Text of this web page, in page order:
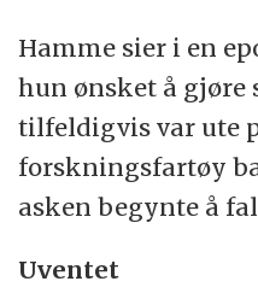
Hamme sier i en
hun ønsket å gjøre
tilfeldigvis var ute
forskningsfartøy
asken begynte å
Uventet